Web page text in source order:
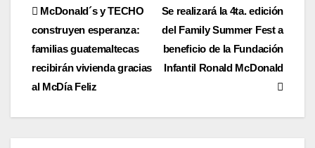
Navegación
de
entradas
Se realizará la 4ta. edición
del Family Summer Fest a
beneficio de la Fundación
Infantil Ronald McDonald
McDonald´s y TECHO
construyen esperanza:
familias guatemaltecas
recibirán vivienda gracias
al McDía Feliz